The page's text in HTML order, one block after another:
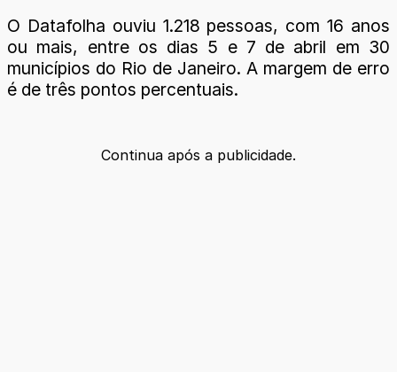
O Datafolha ouviu 1.218 pessoas, com 16 anos
ou mais, entre os dias 5 e 7 de abril em 30
municípios do Rio de Janeiro. A margem de erro
é de três pontos percentuais.
Continua após a publicidade.